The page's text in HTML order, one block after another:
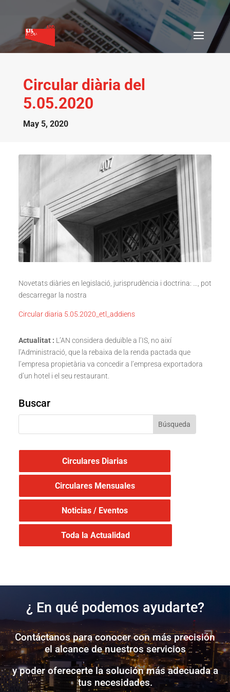
Circular diària del
5.05.2020
May 5, 2020
Novetats diàries en legislació, jurisprudència i doctrina: …, pot
descarregar la nostra
Circular diaria 5.05.2020_etl_addiens
Actualitat : L’AN considera deduïble a l’IS, no així
l’Administració, que la rebaixa de la renda pactada que
l’empresa propietària va concedir a l’empresa exportadora
d’un hotel i el seu restaurant.
Buscar
Circulares Diarias
Circulares Mensuales
Noticias / Eventos
Toda la Actualidad
¿ En qué podemos ayudarte?
Contáctanos para conocer con más precisión
el alcance de nuestros servicios
y poder oferecerte la solución más adecuada a
tus necesidades.